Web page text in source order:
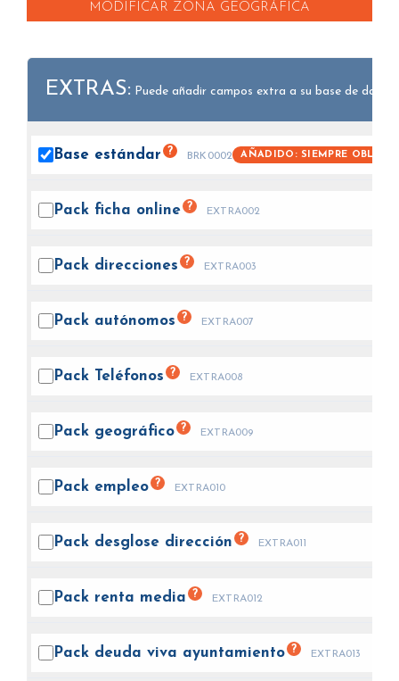
MODIFICAR ZONA GEOGRÁFICA
EXTRAS: Puede añadir campos extra a su base de datos.
Base estándar ? BRK0002 AÑADIDO: SIEMPRE
Pack ficha online ? EXTRA002
Pack direcciones ? EXTRA003
Pack autónomos ? EXTRA007
Pack Teléfonos ? EXTRA008
Pack geográfico ? EXTRA009
Pack empleo ? EXTRA010
Pack desglose dirección ? EXTRA011
Pack renta media ? EXTRA012
Pack deuda viva ayuntamiento ? EXTRA013